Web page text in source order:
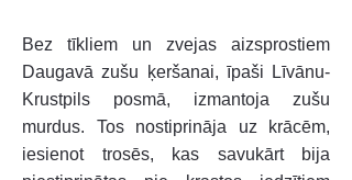
Bez tīkliem un zvejas aizsprostiem
Daugavā zušu ķeršanai, īpaši Līvānu-
Krustpils posmā, izmantoja zušu
murdus. Tos nostiprināja uz krācēm,
iesienot trosēs, kas savukārt bija